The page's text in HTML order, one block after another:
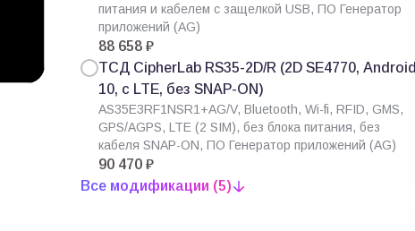
питания и кабелем с защелкой USB, ПО Генератор
приложений (AG)
88 658 ₽
ТСД CipherLab RS35-2D/R (2D SE4770, Android
10, с LTE, без SNAP-ON)
AS35E3RF1NSR1+AG/V, Bluetooth, Wi-fi, RFID, GMS,
GPS/AGPS, LTE (2 SIM), без блока питания, без
кабеля SNAP-ON, ПО Генератор приложений (AG)
90 470 ₽
Все модификации (5)